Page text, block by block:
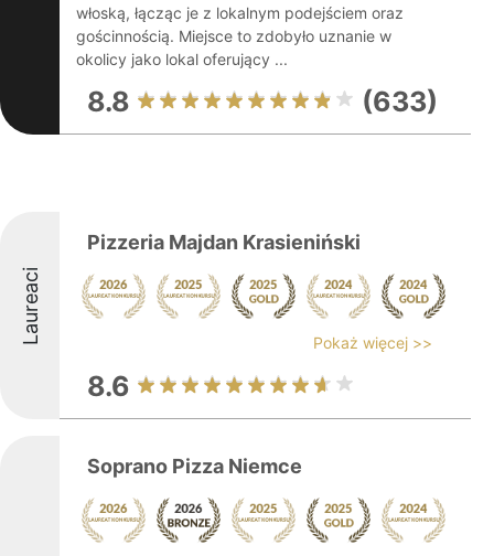
włoską, łącząc je z lokalnym podejściem oraz
gościnnością. Miejsce to zdobyło uznanie w
okolicy jako lokal oferujący ...
8.8 (633)
Laureaci
Pizzeria Majdan Krasieniński
Pokaż więcej >>
8.6
Soprano Pizza Niemce